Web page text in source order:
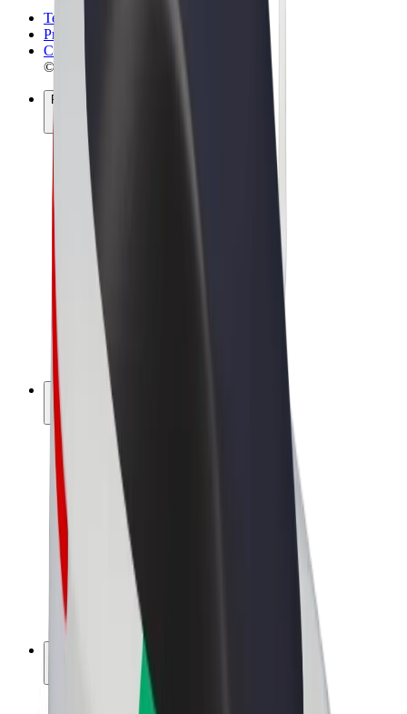
Termini e condizioni
Privacy
Cookies
© 2026 Bolt Technology OÜ
Prodotti
Corse
Monopattini
Bolt Market
Bolt Food
Bolt Drive
Bolt per le aziende
Bicicletta elettrica
Bolt Plus
Collabora con Bolt
Autisti
Ricavi autista
Corriere
Ricavi corriere
Esercenti Bolt Food
Lavora con noi